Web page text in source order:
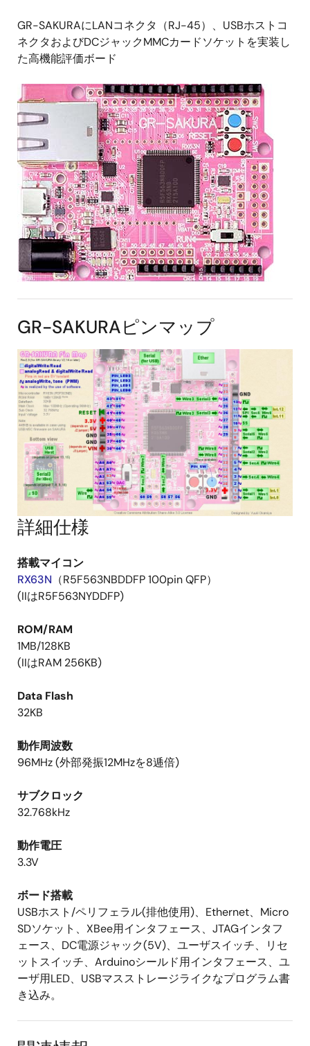
GR-SAKURAにLANコネクタ（RJ-45）、USBホストコ
ネクタおよびDCジャックMMCカードソケットを実装し
た高機能評価ボード
GR-SAKURAピンマップ
詳細仕様
搭載マイコン
RX63N （R5F563NBDDFP 100pin QFP）
(IIはR5F563NYDDFP)
ROM/RAM
1MB/128KB
(IIはRAM 256KB)
Data Flash
32KB
動作周波数
96MHz (外部発振12MHzを8逓倍)
サブクロック
32.768kHz
動作電圧
3.3V
ボード搭載
USBホスト/ペリフェラル(排他使用)、Ethernet、Micro
SDソケット、XBee用インタフェース、JTAGインタフ
ェース、DC電源ジャック(5V)、ユーザスイッチ、リセ
ットスイッチ、Arduinoシールド用インタフェース、ユ
ーザ用LED、USBマスストレージライクなプログラム書
き込み。